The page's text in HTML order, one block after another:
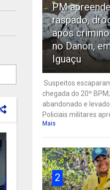
PM
raspado,
após
no Danon,
Iguaçu
Suspeitos
chegada do 20º
abandonado e
Policiais militares
Mais
2